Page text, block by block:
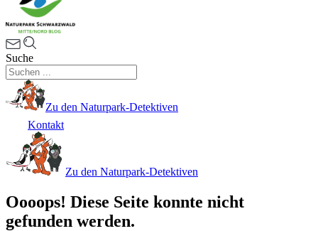
Suche
Zu den Naturpark-Detektiven
Kontakt
Zu den Naturpark-Detektiven
Oooops! Diese Seite konnte nicht
gefunden werden.